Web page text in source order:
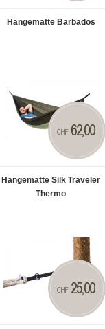
Hängematte Barbados
Hängematte Silk Traveler
Thermo
CHF 62,00
CHF 25,00